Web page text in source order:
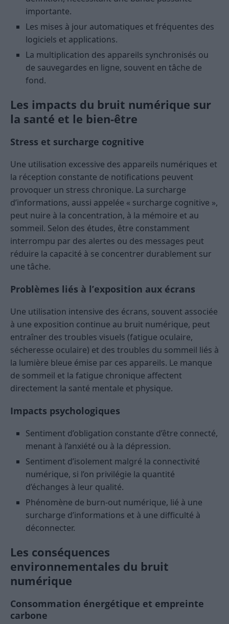
importante.
Les mises à jour automatiques et fréquentes des
logiciels et applications.
La multiplication des appareils synchronisés ou
de sauvegardes en ligne, souvent en tâche de
fond.
Les impacts du bruit numérique sur
la santé et le bien-être
Stress et surcharge cognitive
Une utilisation excessive des appareils numériques et
la réception constante de notifications peuvent
provoquer un stress chronique. La surcharge
d’informations, aussi appelée « surcharge cognitive »,
peut nuire à la concentration, à la mémoire et au
sommeil. Selon des études, être constamment
interrompu par des alertes ou des messages peut
réduire la capacité à se concentrer durablement sur
une tâche.
Problèmes liés à l’exposition aux écrans
Une utilisation intensive des écrans, souvent associée
à une exposition continue au bruit numérique, peut
entraîner des troubles visuels (fatigue oculaire,
sécheresse oculaire) et des troubles du sommeil liés à
la lumière bleue émise par ces appareils. Le manque
de sommeil et la fatigue chronique affectent
directement la santé mentale et physique.
Impacts psychologiques
Sentiment d’obligation constante d’être connecté,
menant à l’anxiété ou à la dépression.
Sentiment d’isolement malgré la connectivité
numérique, si l’on privilégie la quantité
d’échanges à leur qualité.
Phénomène de burn-out numérique, lié à une
surcharge d’informations et à une difficulté à
déconnecter.
Les conséquences
environnementales du bruit
numérique
Consommation énergétique et empreinte
carbone